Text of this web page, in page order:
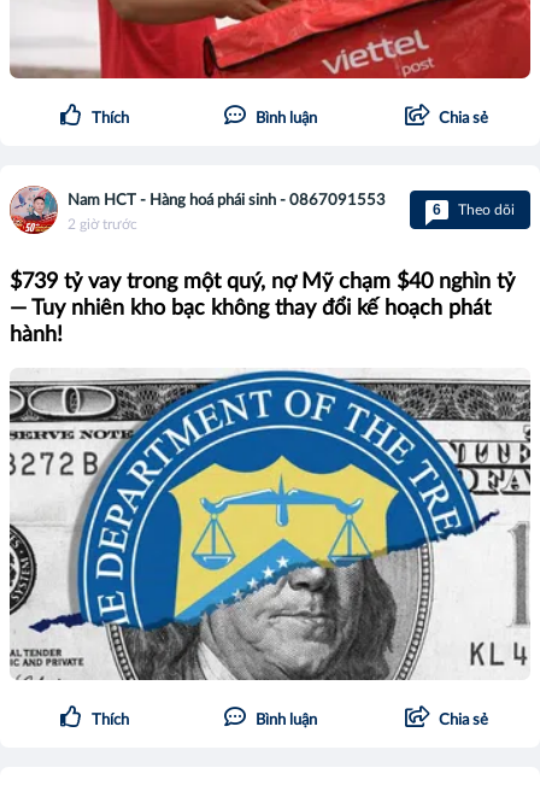
Thích Bình luận Chia sẻ
Nam HCT - Hàng hoá phái sinh - 0867091553
2 giờ trước
6 Theo dõi
$739 tỷ vay trong một quý, nợ Mỹ chạm $40 nghìn tỷ
— Tuy nhiên kho bạc không thay đổi kế hoạch phát
hành!
Thích Bình luận Chia sẻ